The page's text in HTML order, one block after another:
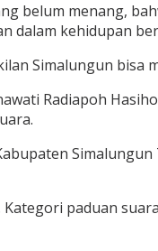
belum menang,
dalam kehidupan
Simalungun
Radiapoh
paduan